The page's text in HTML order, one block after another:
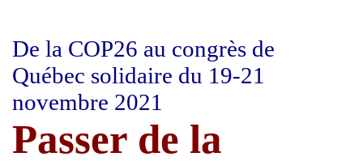
De la COP26 au congrès de
Québec solidaire du 19-21
novembre 2021
Passer de la